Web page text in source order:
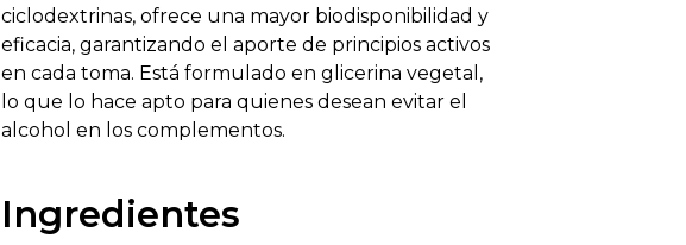
ciclodextrinas, ofrece una mayor biodisponibilidad y
eficacia, garantizando el aporte de principios activos
en cada toma. Está formulado en glicerina vegetal,
lo que lo hace apto para quienes desean evitar el
alcohol en los complementos.
Ingredientes